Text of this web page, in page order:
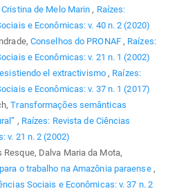
de Melo Marin, Raízes:
e Econômicas: v. 40 n. 2 (2020)
Conselhos do PRONAF , Raízes:
e Econômicas: v. 21 n. 1 (2002)
el extractivismo, Raízes:
e Econômicas: v. 37 n. 1 (2017)
Transformações semânticas
, Raízes: Revista de Ciências
v. 21 n. 2 (2002)
Resque, Dalva Maria da Mota,
o trabalho na Amazônia paraense ,
Sociais e Econômicas: v. 37 n. 2